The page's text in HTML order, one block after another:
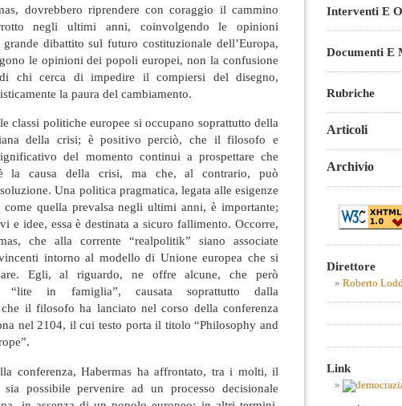
dovrebbero riprendere con coraggio il cammino
negli ultimi anni, coinvolgendo le opinioni
dibattito sul futuro costituzionale dell’Europa,
le opinioni dei popoli europei, non la confusione
chi cerca di impedire il compiersi del disegno,
la paura del cambiamento.
classi politiche europee si occupano soprattutto della
della crisi; è positivo perciò, che il filosofo e
del momento continui a prospettare che
la causa della crisi, ma che, al contrario, può
Una politica pragmatica, legata alle esigenze
come quella prevalsa negli ultimi anni, è importante;
e idee, essa è destinata a sicuro fallimento. Occorre,
che alla corrente “realpolitik” siano associate
intorno al modello di Unione europea che si
Egli, al riguardo, ne offre alcune, che però
“lite in famiglia”, causata soprattutto dalla
che il filosofo ha lanciato nel corso della conferenza
nel 2104, il cui testo porta il titolo “Philosophy and
conferenza, Habermas ha affrontato, tra i molti, il
possibile pervenire ad un processo decisionale
Interventi E
Documenti E
Rubriche
Articoli
Archivio
Direttore
Roberto
Link